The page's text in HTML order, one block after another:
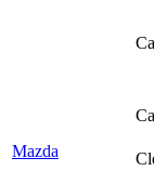
Mazda